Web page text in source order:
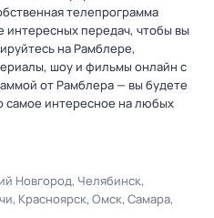
телепрограмма
интересных передач, чтобы вы
на Рамблере,
шоу и фильмы онлайн с
от Рамблера — вы будете
самое интересное на любых
Новгород Челябинск
Красноярск Омск Самара